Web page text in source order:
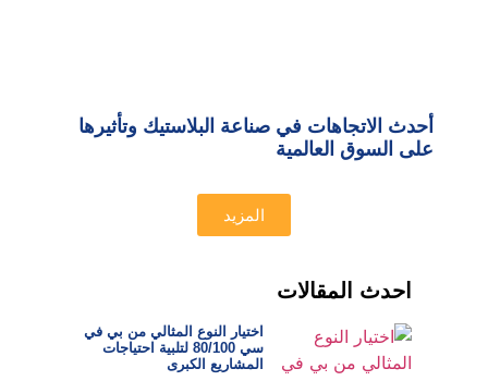
أحدث الاتجاهات في صناعة البلاستيك وتأثيرها
على السوق العالمية
المزيد
احدث المقالات
اختيار النوع المثالي من بي في
سي 80/100 لتلبية احتياجات
المشاريع الكبرى